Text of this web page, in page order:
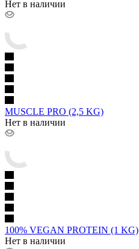
Нет в наличии
MUSCLE PRO (2,5 KG)
Нет в наличии
100% VEGAN PROTEIN (1 KG)
Нет в наличии